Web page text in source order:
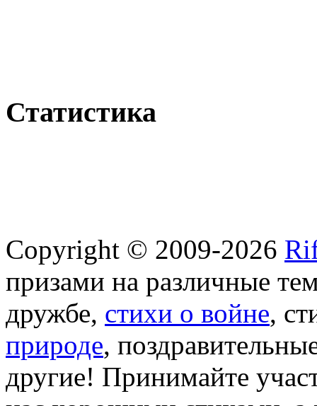
Статистика
Copyright © 2009-2026
призами на различные
дружбе, стихи о войне,
природе,
другие! Принимайте